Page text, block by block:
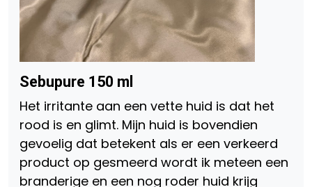
Sebupure 150 ml
Het irritante aan een vette huid is dat het
rood is en glimt. Mijn huid is bovendien
gevoelig dat betekent als er een verkeerd
product op gesmeerd wordt ik meteen een
branderige en een nog roder huid krijg